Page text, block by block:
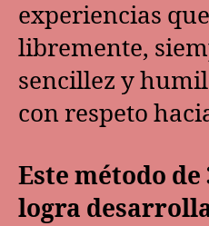
experiencias
libremente,
sencillez y
con respeto
Este método de
logra